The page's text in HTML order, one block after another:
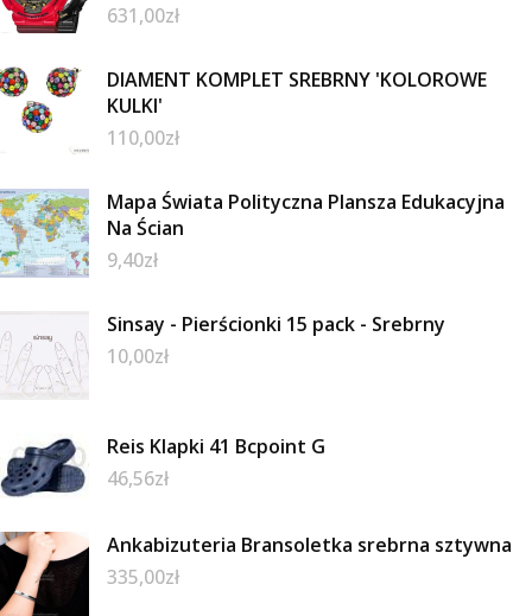
631,00zł
DIAMENT KOMPLET SREBRNY 'KOLOROWE
KULKI'
110,00zł
Mapa Świata Polityczna Plansza Edukacyjna
Na Ścian
9,40zł
Sinsay - Pierścionki 15 pack - Srebrny
10,00zł
Reis Klapki 41 Bcpoint G
46,56zł
Ankabizuteria Bransoletka srebrna sztywna
335,00zł